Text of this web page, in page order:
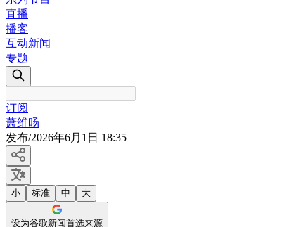
直播
播客
互动新闻
专题
订阅
萧维旸
发布/2026年6月1日 18:35
小 标准 中 大
设为谷歌新闻首选来源